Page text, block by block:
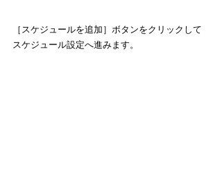
［スケジュールを追加］ボタンをクリックして
スケジュール設定へ進みます。